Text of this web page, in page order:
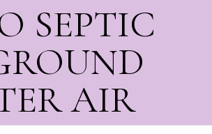
SEPTIC
AIR